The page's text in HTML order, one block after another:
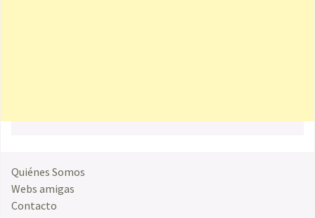
Quiénes Somos
Webs amigas
Contacto